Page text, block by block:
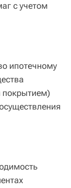
с учетом
ипотечному
покрытием)